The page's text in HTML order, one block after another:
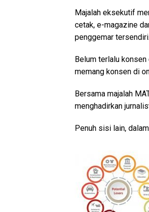
Majalah eksekutif
cetak, e-magazine
penggemar tersendiri.
Belum terlalu
memang konsen di
Bersama majalah
menghadirkan
Penuh sisi lain,